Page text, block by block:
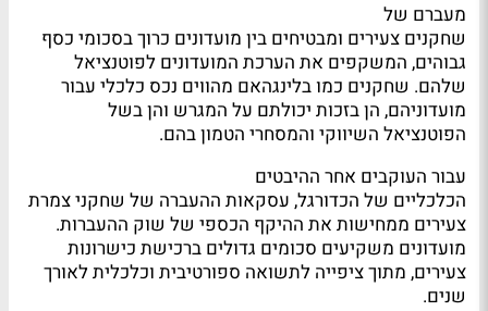
מעברם של
שחקנים צעירים ומבטיחים בין מועדונים כרוך בסכומי כסף
גבוהים, המשקפים את הערכת המועדונים לפוטנציאל
שלהם. שחקנים כמו בלינגהאם מהווים נכס כלכלי עבור
מועדוניהם, הן בזכות יכולתם על המגרש והן בשל
הפוטנציאל השיווקי והמסחרי הטמון בהם.
עבור העוקבים אחר ההיבטים
הכלכליים של הכדורגל, עסקאות ההעברה של שחקני צמרת
צעירים ממחישות את ההיקף הכספי של שוק ההעברות.
מועדונים משקיעים סכומים גדולים ברכישת כישרונות
צעירים, מתוך ציפייה לתשואה ספורטיבית וכלכלית לאורך
שנים.